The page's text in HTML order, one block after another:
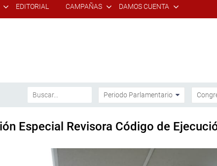
EDITORIAL CAMPAÑAS DAMOS CUENTA
Especial Revisora Código de